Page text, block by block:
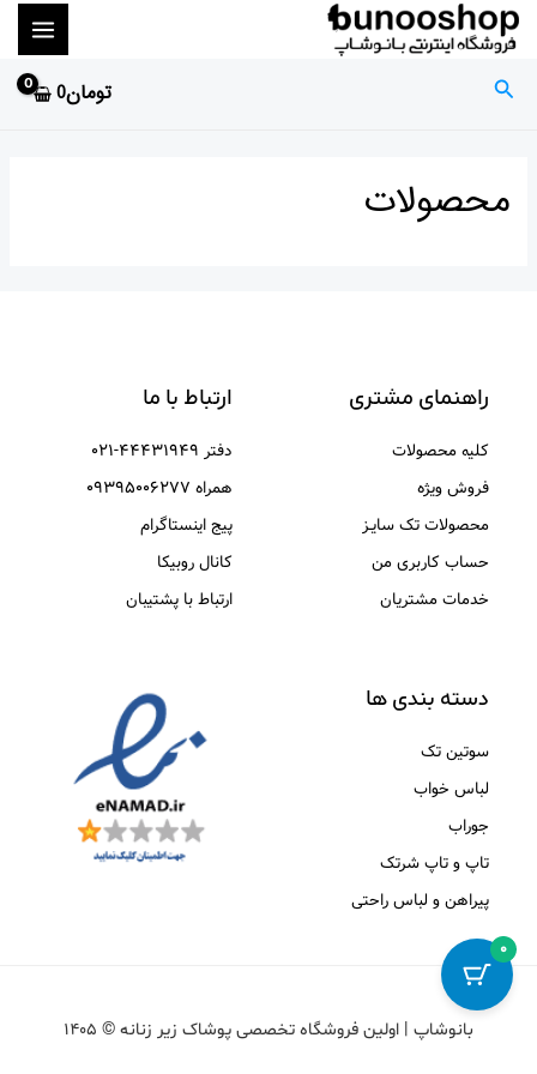
پرش
محتواجستجو تومان0
محصولات
راهنمای مشتری
کلیه محصولات
فروش ویژه
محصولات تک سایـز
حساب کاربری من
خدمات مشتریان
ارتباط با ما
دفتر ۴۴۴۳۱۹۴۹-۰۲۱
همراه ۰۹۳۹۵۰۰۶۲۷۷
پیج اینستاگرام
کانال روبیکا
ارتباط با پشتیبان
دسته بندی ها
سوتین تک
لباس خواب
جوراب
تاپ و تاپ شرتک
پیراهن و لباس راحتی
بانوشاپ | اولین فروشگاه تخصصی پوشاک زیر زنانه © ۱۴۰۵
۰